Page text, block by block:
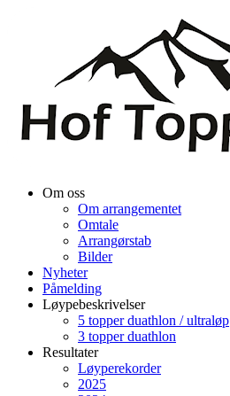
Om oss
Om arrangementet
Omtale
Arrangørstab
Bilder
Nyheter
Påmelding
Løypebeskrivelser
5 topper duathlon / ultraløp
3 topper duathlon
Resultater
Løyperekorder
2025